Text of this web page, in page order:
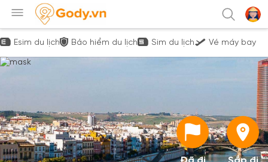
Esim du lịch Bảo hiểm du lịch Sim du lịch Vé máy bay